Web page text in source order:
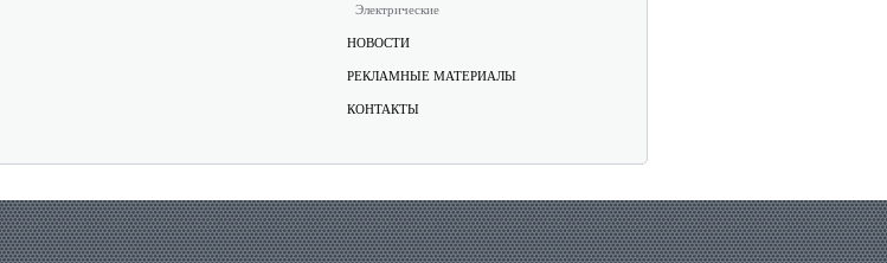
Электрические
НОВОСТИ
РЕКЛАМНЫЕ МАТЕРИАЛЫ
КОНТАКТЫ